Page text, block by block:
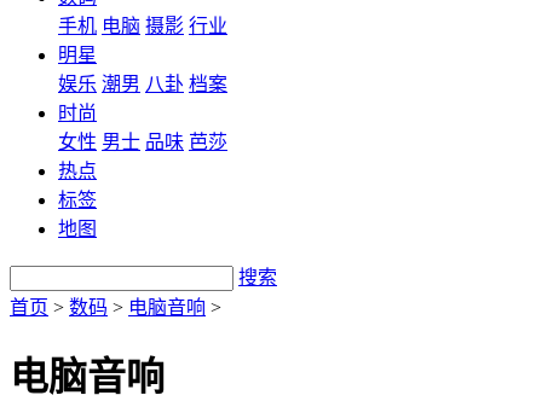
手机 电脑 摄影 行业
明星
娱乐 潮男 八卦 档案
时尚
女性 男士 品味 芭莎
热点
标签
地图
搜索
首页 > 数码 > 电脑音响 >
电脑音响